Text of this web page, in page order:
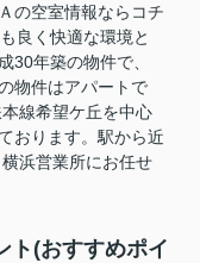
の空室情報ならコチ
良く快適な環境と
30年築の物件で、
物件はアパートで
線希望ケ丘を中心
おります。駅から近
浜営業所にお任せ
(おすすめポイ